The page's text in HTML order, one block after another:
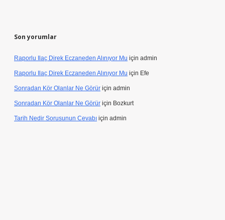
Son yorumlar
Raporlu Ilaç Direk Eczaneden Alınıyor Mu için admin
Raporlu Ilaç Direk Eczaneden Alınıyor Mu için Efe
Sonradan Kör Olanlar Ne Görür için admin
Sonradan Kör Olanlar Ne Görür için Bozkurt
Tarih Nedir Sorusunun Cevabı için admin